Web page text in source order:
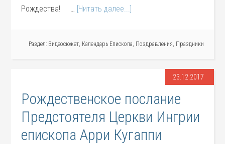
Рождества! … [Читать далее...]
Раздел: Видеосюжет, Календарь Епископа, Поздравления, Праздники
23.12.2017
Рождественское послание
Предстоятеля Церкви Ингрии
епископа Арри Кугаппи